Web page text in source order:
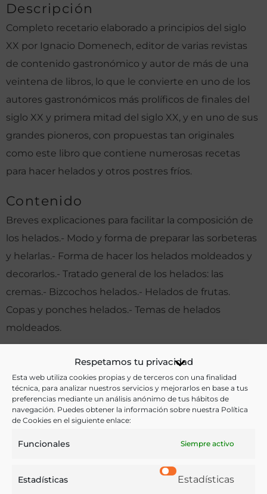
Respetamos tu privacidad
Esta web utiliza cookies propias y de terceros con una finalidad
técnica, para analizar nuestros servicios y mejorarlos en base a tus
preferencias mediante un análisis anónimo de tus hábitos de
navegación. Puedes obtener la información sobre nuestra Política
de Cookies en el siguiente enlace:
Funcionales Siempre activo
Estadísticas Estadísticas
Descripción
Completo recetario elaborado a principios del siglo
XX por Ignacio Domenech, editor de varias revistas
de contenido gastronómico y autor de más de una
veintena de libros, lo que le convierte en uno de los
autores gastronómicos más prolíficos de finales del
siglo XX y primera mitad del siglo XX, y en uno de sus
grandes pioneros, con propuestas tan originales
como este libro que contiene numerosas recetas
para hacer helados y otros postres fríos.
Contenido
Breves explicaciones para facilitar la composición de
los helados.- Modo y forma de preparar las sorbeteras
y helarlas.- Forma de hacer los helados moldeados y
decorarlos.- Tratado general de los helados: las
cremas.- Bizcochos helados.- Helados de frutas.
Copas y ponches helados.- Temas de helados
moldeados.
Otras ediciones:
Notas:
Ver más libros de estas materias:
Alimentos,Cocina ,Recetarios